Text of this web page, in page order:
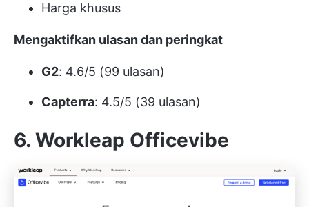
Harga khusus
Mengaktifkan ulasan dan peringkat
G2: 4.6/5 (99 ulasan)
Capterra: 4.5/5 (39 ulasan)
6. Workleap Officevibe